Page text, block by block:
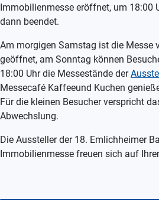
Immobilienmesse eröffnet, um 18:00
dann beendet.
Am morgigen Samstag ist die Messe
geöffnet, am Sonntag können
18:00 Uhr die Messestände der
Messecafé Kaffeeund Kuchen
Für die kleinen Besucher verspricht
Abwechslung.
Die Aussteller der 18. Emlichheimer
Immobilienmesse freuen sich auf